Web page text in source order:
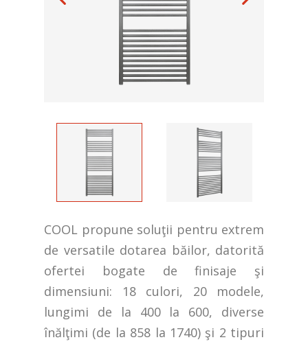
COOL propune soluţii pentru extrem
de versatile dotarea băilor, datorită
ofertei bogate de finisaje şi
dimensiuni: 18 culori, 20 modele,
lungimi de la 400 la 600, diverse
înălţimi (de la 858 la 1740) şi 2 tipuri